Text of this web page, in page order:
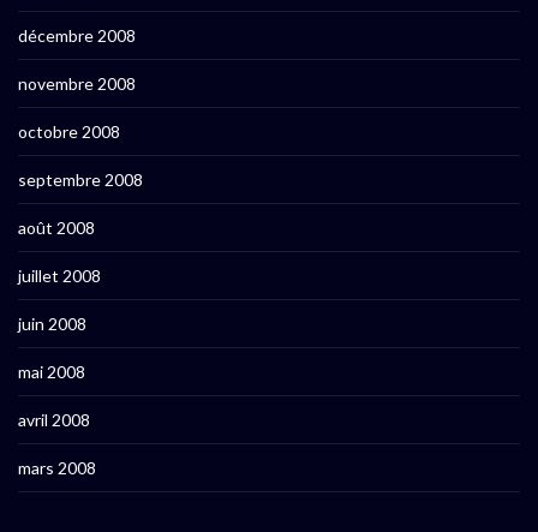
décembre 2008
novembre 2008
octobre 2008
septembre 2008
août 2008
juillet 2008
juin 2008
mai 2008
avril 2008
mars 2008